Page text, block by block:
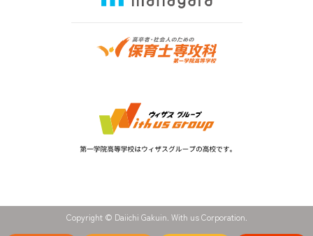
Copyright © Daiichi Gakuin. With us Corporation.